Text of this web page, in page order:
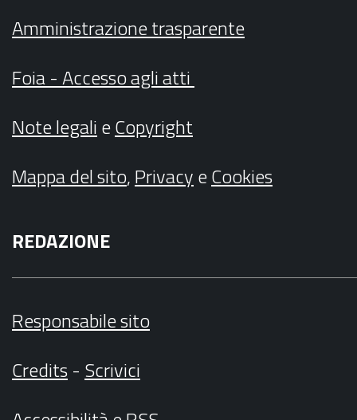
Amministrazione trasparente
Foia - Accesso agli atti
Note legalieCopyright
Mappa del sito,PrivacyeCookies
REDAZIONE
Responsabile sito
Credits- Scrivici